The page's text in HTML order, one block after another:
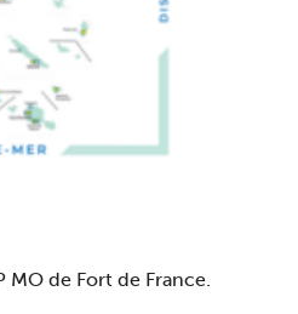
MO de Fort de France.